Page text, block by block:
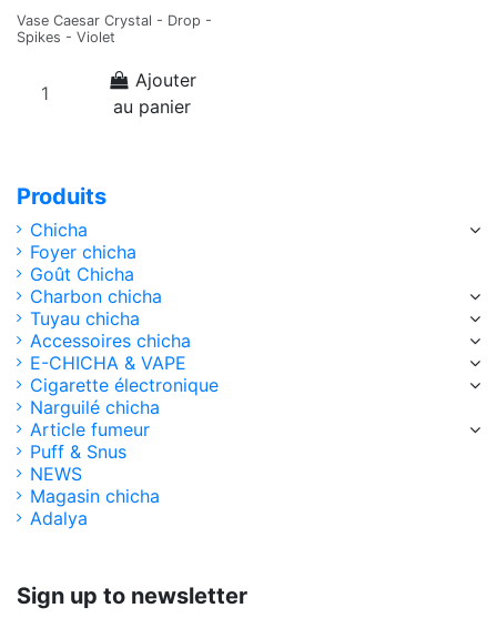
Vase Caesar Crystal - Drop -
Spikes - Violet
Ajouter
au panier
Produits
Chicha
Foyer chicha
Goût Chicha
Charbon chicha
Tuyau chicha
Accessoires chicha
E-CHICHA & VAPE
Cigarette électronique
Narguilé chicha
Article fumeur
Puff & Snus
NEWS
Magasin chicha
Adalya
Sign up to newsletter